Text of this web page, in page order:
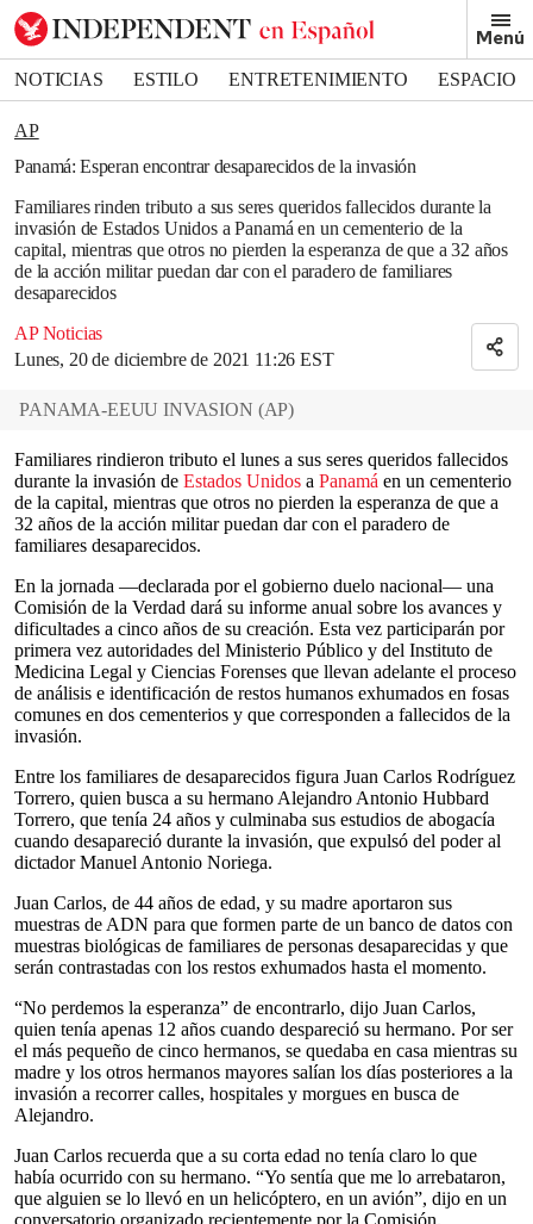
Menú
NOTICIAS ESTILO ENTRETENIMIENTO
ESPACIO
DEPORTES
AP
Panamá: Esperan encontrar desaparecidos de la invasión
Familiares rinden tributo a sus seres queridos fallecidos durante la
invasión de Estados Unidos a Panamá en un cementerio de la
capital, mientras que otros no pierden la esperanza de que a 32 años
de la acción militar puedan dar con el paradero de familiares
desaparecidos
AP Noticias
Lunes, 20 de diciembre de 2021 11:26 EST
Bookmark popover
Removed from bookmarks
Close popover
PANAMA-EEUU INVASION (AP)
Familiares rindieron tributo el lunes a sus seres queridos fallecidos
durante la invasión de Estados Unidos a Panamá en un cementerio
de la capital, mientras que otros no pierden la esperanza de que a
32 años de la acción militar puedan dar con el paradero de
familiares desaparecidos.
En la jornada —declarada por el gobierno duelo nacional— una
Comisión de la Verdad dará su informe anual sobre los avances y
dificultades a cinco años de su creación. Esta vez participarán por
primera vez autoridades del Ministerio Público y del Instituto de
Medicina Legal y Ciencias Forenses que llevan adelante el proceso
de análisis e identificación de restos humanos exhumados en fosas
comunes en dos cementerios y que corresponden a fallecidos de la
invasión.
Entre los familiares de desaparecidos figura Juan Carlos Rodríguez
Torrero, quien busca a su hermano Alejandro Antonio Hubbard
Torrero, que tenía 24 años y culminaba sus estudios de abogacía
cuando desapareció durante la invasión, que expulsó del poder al
dictador Manuel Antonio Noriega.
Juan Carlos, de 44 años de edad, y su madre aportaron sus
muestras de ADN para que formen parte de un banco de datos con
muestras biológicas de familiares de personas desaparecidas y que
serán contrastadas con los restos exhumados hasta el momento.
“No perdemos la esperanza” de encontrarlo, dijo Juan Carlos,
quien tenía apenas 12 años cuando despareció su hermano. Por ser
el más pequeño de cinco hermanos, se quedaba en casa mientras su
madre y los otros hermanos mayores salían los días posteriores a la
invasión a recorrer calles, hospitales y morgues en busca de
Alejandro.
Juan Carlos recuerda que a su corta edad no tenía claro lo que
había ocurrido con su hermano. “Yo sentía que me lo arrebataron,
que alguien se lo llevó en un helicóptero, en un avión”, dijo en un
conversatorio organizado recientemente por la Comisión.